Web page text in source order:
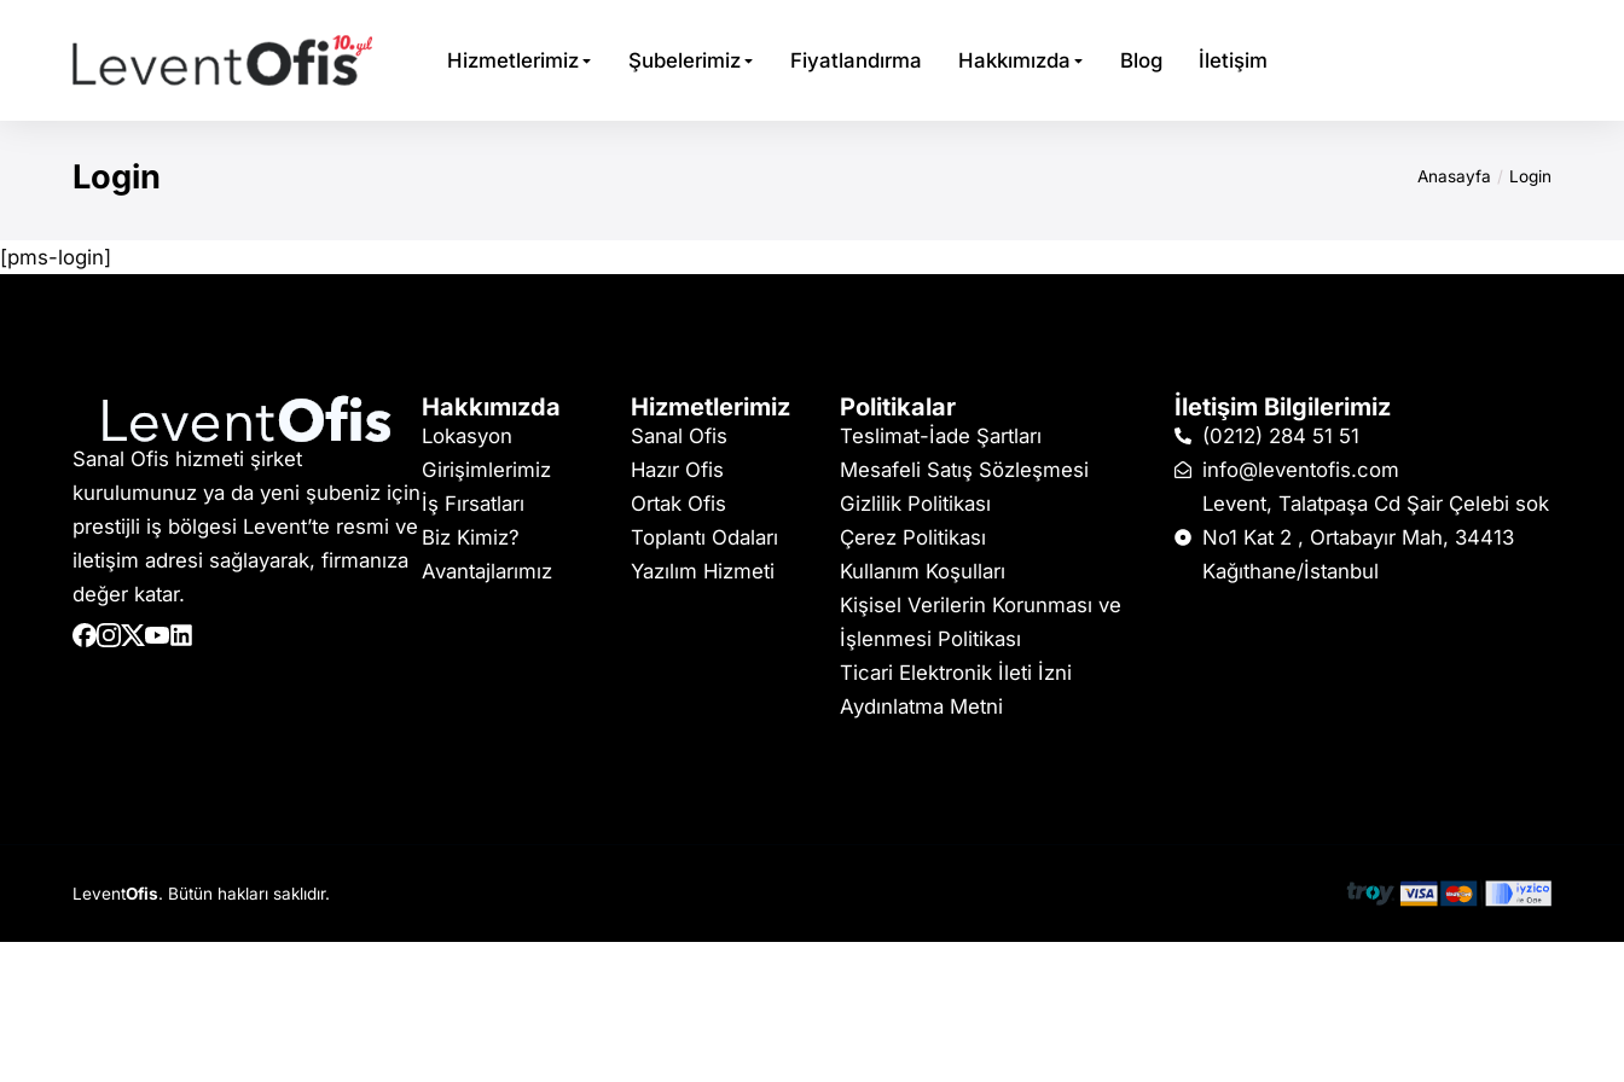
Hizmetlerimiz Şubelerimiz Fiyatlandırma Hakkımızda Blog İletişim
Login Anasayfa Login
[pms-login]
Sanal Ofis hizmeti şirket
kurulumunuz ya da yeni şubeniz için
prestijli iş bölgesi Levent’te resmi ve
iletişim adresi sağlayarak, firmanıza
değer katar.
Hakkımızda
Lokasyon
Girişimlerimiz
İş Fırsatları
Biz Kimiz?
Avantajlarımız
Hizmetlerimiz
Sanal Ofis
Hazır Ofis
Ortak Ofis
Toplantı Odaları
Yazılım Hizmeti
Politikalar
Teslimat-İade Şartları
Mesafeli Satış Sözleşmesi
Gizlilik Politikası
Çerez Politikası
Kullanım Koşulları
Kişisel Verilerin Korunması ve
İşlenmesi Politikası
Ticari Elektronik İleti İzni
Aydınlatma Metni
İletişim Bilgilerimiz
(0212) 284 51 51
info@leventofis.com
Levent, Talatpaşa Cd Şair Çelebi sok
No1 Kat 2 , Ortabayır Mah, 34413
Kağıthane/İstanbul
LeventOfis. Bütün hakları saklıdır.